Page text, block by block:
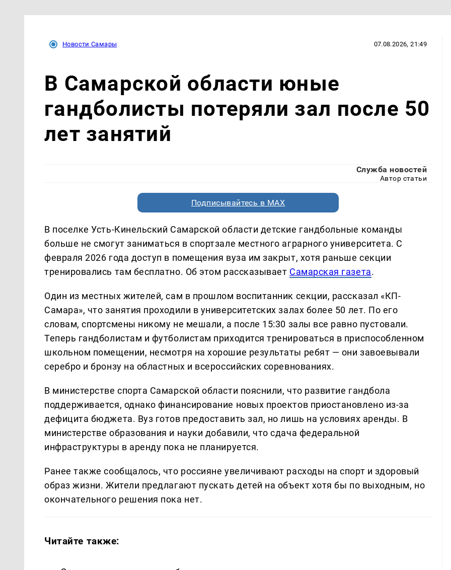
Новости Самары 07.08.2026, 21:49
В Самарской области юные
гандболисты потеряли зал после 50
лет занятий
Служба новостей
Автор статьи
Подписывайтесь в MAX
В поселке Усть-Кинельский Самарской области детские гандбольные команды
больше не смогут заниматься в спортзале местного аграрного университета. С
февраля 2026 года доступ в помещения вуза им закрыт, хотя раньше секции
тренировались там бесплатно. Об этом рассказывает Самарская газета.
Один из местных жителей, сам в прошлом воспитанник секции, рассказал «КП-
Самара», что занятия проходили в университетских залах более 50 лет. По его
словам, спортсмены никому не мешали, а после 15:30 залы все равно пустовали.
Теперь гандболистам и футболистам приходится тренироваться в приспособленном
школьном помещении, несмотря на хорошие результаты ребят — они завоевывали
серебро и бронзу на областных и всероссийских соревнованиях.
В министерстве спорта Самарской области пояснили, что развитие гандбола
поддерживается, однако финансирование новых проектов приостановлено из-за
дефицита бюджета. Вуз готов предоставить зал, но лишь на условиях аренды. В
министерстве образования и науки добавили, что сдача федеральной
инфраструктуры в аренду пока не планируется.
Ранее также сообщалось, что россияне увеличивают расходы на спорт и здоровый
образ жизни. Жители предлагают пускать детей на объект хотя бы по выходным, но
окончательного решения пока нет.
Читайте также: